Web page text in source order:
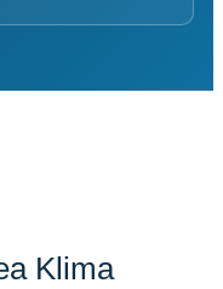
Klima